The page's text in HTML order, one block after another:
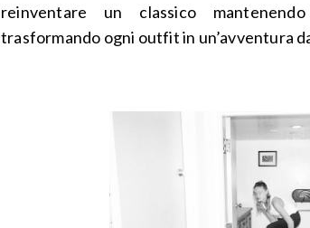
reinventare un classico
trasformando ogni outfit in un’avventura